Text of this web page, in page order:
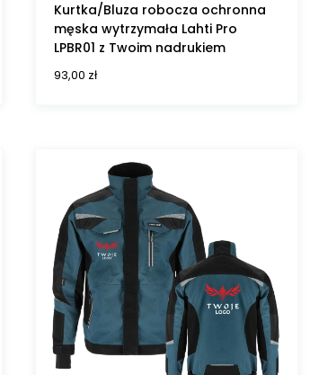
Kurtka/Bluza robocza ochronna
męska wytrzymała Lahti Pro
LPBR01 z Twoim nadrukiem
93,00 zł